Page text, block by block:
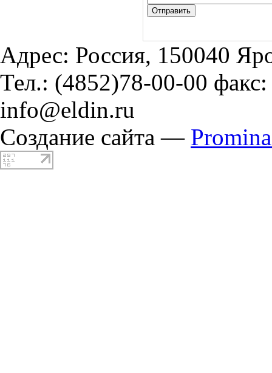
Отправить
Адрес: Россия, 150040
Тел.: (4852)78-00-00
info@eldin.ru
Создание сайта —